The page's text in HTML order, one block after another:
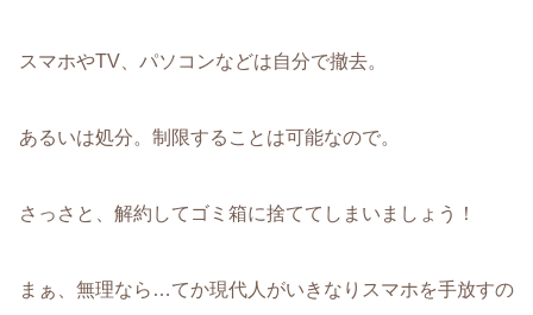
スマホやTV、パソコンなどは自分で撤去。
あるいは処分。制限することは可能なので。
さっさと、解約してゴミ箱に捨ててしまいましょう！
まぁ、無理なら…てか現代人がいきなりスマホを手放すの